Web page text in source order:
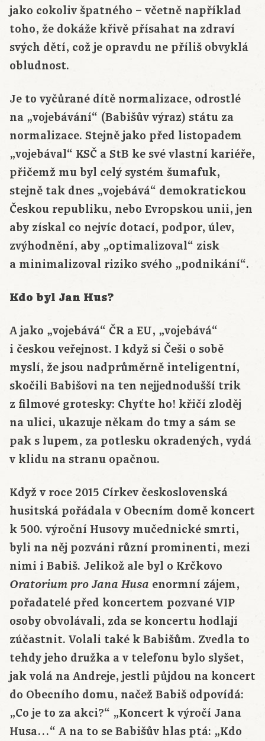
jako cokoliv špatného – včetně například
toho, že dokáže křivě přísahat na zdraví
svých dětí, což je opravdu ne příliš obvyklá
obludnost.
Je to vyčůrané dítě normalizace, odrostlé
na „vojebávání“ (Babišův výraz) státu za
normalizace. Stejně jako před listopadem
„vojebával“ KSČ a StB ke své vlastní kariéře,
přičemž mu byl celý systém šumafuk,
stejně tak dnes „vojebává“ demokratickou
Českou republiku, nebo Evropskou unii, jen
aby získal co nejvíc dotací, podpor, úlev,
zvýhodnění, aby „optimalizoval“ zisk
a minimalizoval riziko svého „podnikání“.
Kdo byl Jan Hus?
A jako „vojebává“ ČR a EU, „vojebává“
i českou veřejnost. I když si Češi o sobě
myslí, že jsou nadprůměrně inteligentní,
skočili Babišovi na ten nejjednodušší trik
z filmové grotesky: Chyťte ho! křičí zloděj
na ulici, ukazuje někam do tmy a sám se
pak s lupem, za potlesku okradených, vydá
v klidu na stranu opačnou.
Když v roce 2015 Církev československá
husitská pořádala v Obecním domě koncert
k 500. výroční Husovy mučednické smrti,
byli na něj pozváni různí prominenti, mezi
nimi i Babiš. Jelikož ale byl o Krčkovo
Oratorium pro Jana Husa enormní zájem,
pořadatelé před koncertem pozvané VIP
osoby obvolávali, zda se koncertu hodlají
zúčastnit. Volali také k Babišům. Zvedla to
tehdy jeho družka a v telefonu bylo slyšet,
jak volá na Andreje, jestli půjdou na koncert
do Obecního domu, načež Babiš odpovídá:
„Co je to za akci?“ „Koncert k výročí Jana
Husa…“ A na to se Babišův hlas ptá: „Kdo